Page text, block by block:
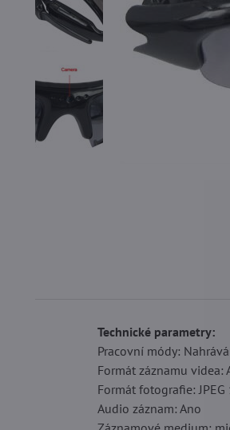
Technické parametry:
Pracovní módy:
Formát záznamu videa:
Formát fotografie:
Audio záznam: Ano